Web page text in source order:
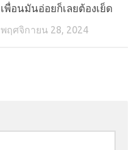
เพื่อนมันอ่อยก็เลยต้องเย็ด
พฤศจิกายน 28, 2024